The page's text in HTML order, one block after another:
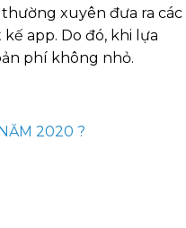
xuyên đưa ra các
app. Do đó, khi lựa
phí không nhỏ.
2020 ?